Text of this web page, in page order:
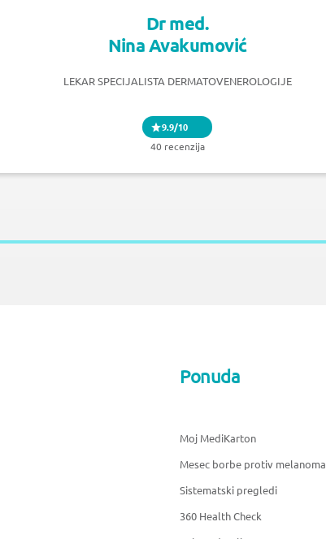
Dr med.
Nina Avakumović
LEKAR SPECIJALISTA DERMATOVENEROLOGIJE
9.9/10
40 recenzija
Ponuda
Moj MediKarton
Mesec borbe protiv melanoma
Sistematski pregledi
360 Health Check